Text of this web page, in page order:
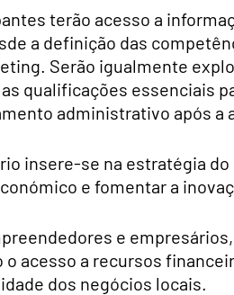
terão acesso a
a definição das
Serão igualmente
qualificações essenciais
administrativo após a
insere-se na estratégia
e fomentar a
e
acesso a recursos
dos negócios locais.